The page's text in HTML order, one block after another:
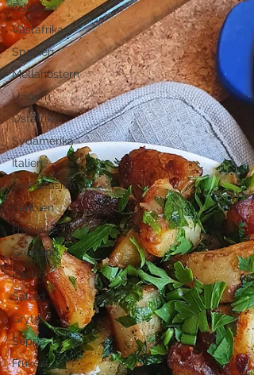
Östasien
Västafrika
Spanien
Mellanöstern
Ungern
Östafrika
Sydamerika
Italien
Sydostasien
Karibien
Frankrike
Grekland
Pasta
Sallad
Gryta
Soppa
Frukost